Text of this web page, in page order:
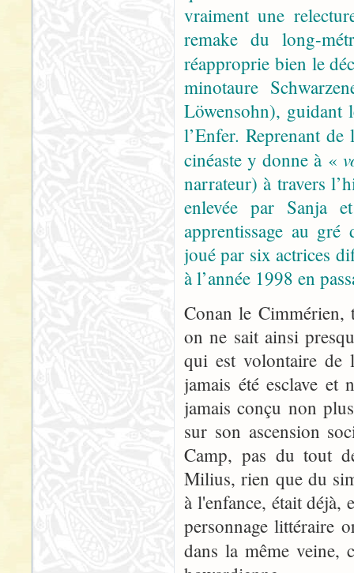
vraiment une
remake du long-
réapproprie bien le
minotaure
Löwensohn), guidant
l’Enfer. Reprenant
cinéaste y donne à «
narrateur) à travers
enlevée par Sanja
apprentissage au gré
joué par six actrices
à l’année 1998 en
Conan le
on ne sait ainsi
qui est volontaire de
jamais été esclave et
jamais conçu non
sur son ascension
Camp, pas du tout
Milius, rien que du
à l'enfance, était déjà,
personnage littéraire
dans la même veine,